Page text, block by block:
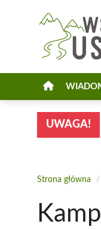
UWAGA!
Strona główna /